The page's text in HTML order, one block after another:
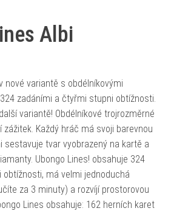
Albi
999 Kč.
nové variantě s obdélníkovými
zadáními a čtyřmi stupni obtížnosti.
variantě! Obdélníkové trojrozměrné
zážitek. Každý hráč má svoji barevnou
sestavuje tvar vyobrazený na kartě a
Ubongo Lines! obsahuje 324
obtížnosti, má velmi jednoduchá
za 3 minuty) a rozvíjí prostorovou
Lines obsahuje: 162 herních karet